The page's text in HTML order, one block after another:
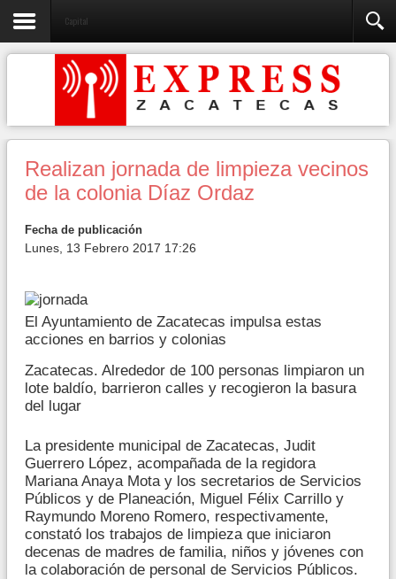
Capital
Realizan jornada de limpieza vecinos
de la colonia Díaz Ordaz
Fecha de publicación
Lunes, 13 Febrero 2017 17:26
El Ayuntamiento de Zacatecas impulsa estas
acciones en barrios y colonias
Zacatecas. Alrededor de 100 personas limpiaron un
lote baldío, barrieron calles y recogieron la basura
del lugar
La presidente municipal de Zacatecas, Judit
Guerrero López, acompañada de la regidora
Mariana Anaya Mota y los secretarios de Servicios
Públicos y de Planeación, Miguel Félix Carrillo y
Raymundo Moreno Romero, respectivamente,
constató los trabajos de limpieza que iniciaron
decenas de madres de familia, niños y jóvenes con
la colaboración de personal de Servicios Públicos.